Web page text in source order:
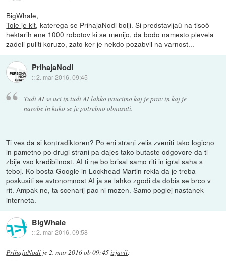
BigWhale,
Tole je kit, katerega se PrihajaNodi bolji. Si predstavljaü na tisoö
hektarih ene 1000 robotov ki se menijo, da bodo namesto plevela
zaöeli puliti koruzo, zato ker je nekdo pozabvil na varnost...
PrihajaNodi
::2. mar 2016, 09:45
Tudi AI se uci in tudi AI lahko naucimo kaj je prav in kaj je
narobe in kako se je potrebno obnasati.
Ti ves da si kontradiktoren? Po eni strani zelis zveniti tako logicno
in pametno po drugi strani pa dajes tako butaste odgovore da ti
zbije vso kredibilnost. AI ti ne bo brisal samo riti in igral saha s
teboj. Ko bosta Google in Lockhead Martin rekla da je treba
poskusiti se avtonomnost AI ja se lahko zgodi da dobis se brco v
rit. Ampak ne, ta scenarij pac ni mozen. Samo poglej nastanek
interneta.
BigWhale
::2. mar 2016, 09:58
PrihajaNodi je2. mar 2016 ob 09:45izjavil: